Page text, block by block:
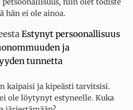
hän ei ole ainoa.
Estynyt persoonallisuus
ja
tunnetta
kaipaisi ja kipeästi tarvitsisi.
ole löytynyt estyneelle. Kuka